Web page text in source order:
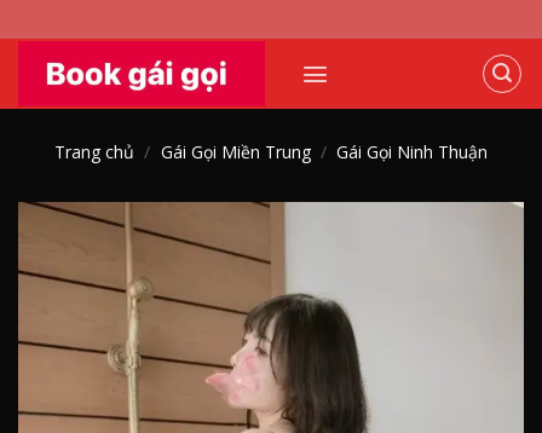
content
Trang chủ / Gái Gọi Miền Trung / Gái Gọi Ninh Thuận